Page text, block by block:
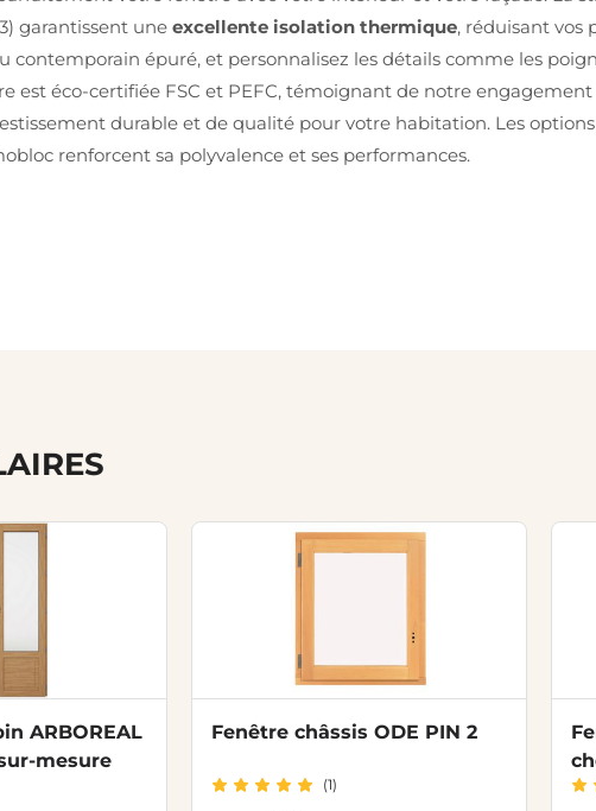
garantissent une excellente isolation thermique, réduisant vos
épuré, et personnalisez les détails comme les
est éco-certifiée FSC et PEFC, témoignant de notre
durable et de qualité pour votre habitation. Les
renforcent sa polyvalence et ses performances.
ARBOREAL
mesure
Fenêtre châssis ODE PIN 2
(1)